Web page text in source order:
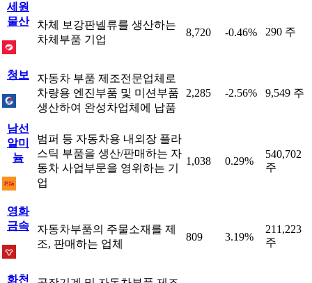
세원
물산
차체 보강판넬류를 생산하는
차체부품 기업
8,720 -0.46% 290 주
청보
자동차 부품 제조전문업체로
차량용 엔진부품 및 미션부품
생산하여 완성차업체에 납품
2,285 -2.56% 9,549 주
남선
알미
늄
범퍼 등 자동차용 내외장 플라
스틱 부품을 생산/판매하는 자
동차 사업부문을 영위하는 기
업
1,038 0.29%
540,702
주
영화
금속
자동차부품의 주물소재를 제
조, 판매하는 업체
809 3.19%
211,223
주
화천